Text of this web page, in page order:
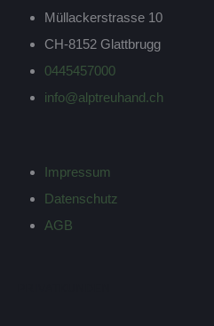
Müllackerstrasse 10
CH-8152 Glattbrugg
0445457000
info@alptreuhand.ch
Impressum
Datenschutz
AGB